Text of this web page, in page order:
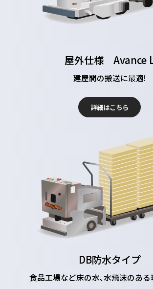
屋外仕様 Avance
建屋間の搬送に最適!
詳細はこちら
DB防水タイプ
食品工場など床の水､水飛沫のある